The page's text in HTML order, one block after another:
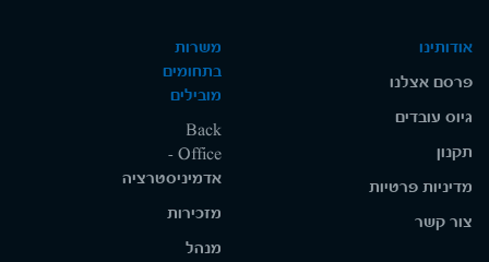
אודותינו
פרסם אצלנו
גיוס עובדים
תקנון
מדיניות פרטיות
צור קשר
משרות
בתחומים
מובילים
Back
Office -
אדמיניסטרציה
מזכירות
מנהל